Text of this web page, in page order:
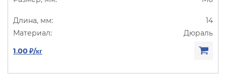
14
Дюраль
1.00 ₽/кг